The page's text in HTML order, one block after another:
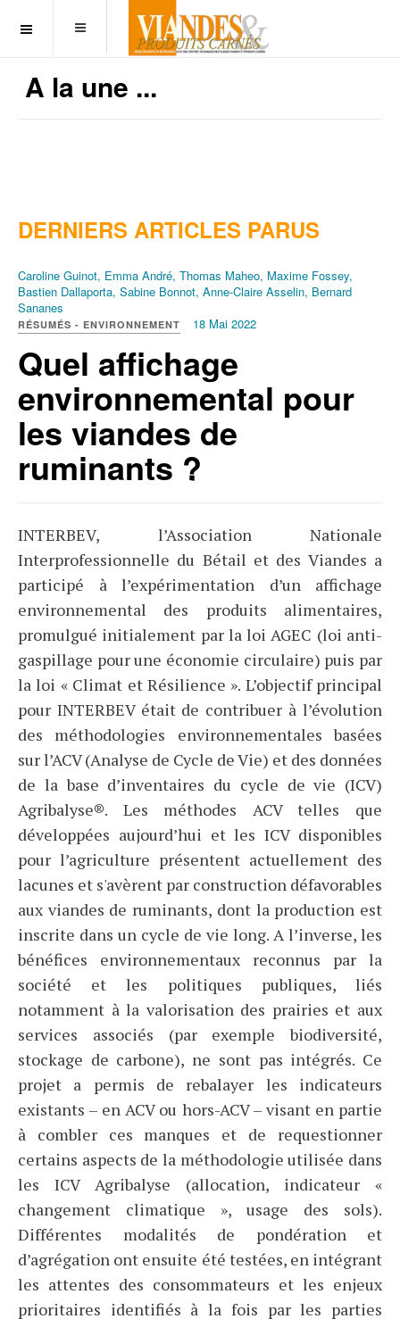
OFF CANVAS
A la une ...
DERNIERS ARTICLES PARUS
Caroline Guinot, Emma André, Thomas Maheo, Maxime Fossey,
Bastien Dallaporta, Sabine Bonnot, Anne-Claire Asselin, Bernard
Sananes
RÉSUMÉS - ENVIRONNEMENT 18 Mai 2022
Quel affichage
environnemental pour
les viandes de
ruminants ?
INTERBEV, l’Association Nationale
Interprofessionnelle du Bétail et des Viandes a
participé à l’expérimentation d’un affichage
environnemental des produits alimentaires,
promulgué initialement par la loi AGEC (loi anti-
gaspillage pour une économie circulaire) puis par
la loi « Climat et Résilience ». L’objectif principal
pour INTERBEV était de contribuer à l’évolution
des méthodologies environnementales basées
sur l’ACV (Analyse de Cycle de Vie) et des données
de la base d’inventaires du cycle de vie (ICV)
Agribalyse®. Les méthodes ACV telles que
développées aujourd’hui et les ICV disponibles
pour l’agriculture présentent actuellement des
lacunes et s'avèrent par construction défavorables
aux viandes de ruminants, dont la production est
inscrite dans un cycle de vie long. A l’inverse, les
bénéfices environnementaux reconnus par la
société et les politiques publiques, liés
notamment à la valorisation des prairies et aux
services associés (par exemple biodiversité,
stockage de carbone), ne sont pas intégrés. Ce
projet a permis de rebalayer les indicateurs
existants – en ACV ou hors-ACV – visant en partie
à combler ces manques et de requestionner
certains aspects de la méthodologie utilisée dans
les ICV Agribalyse (allocation, indicateur «
changement climatique », usage des sols).
Différentes modalités de pondération et
d’agrégation ont ensuite été testées, en intégrant
les attentes des consommateurs et les enjeux
prioritaires identifiés à la fois par les parties